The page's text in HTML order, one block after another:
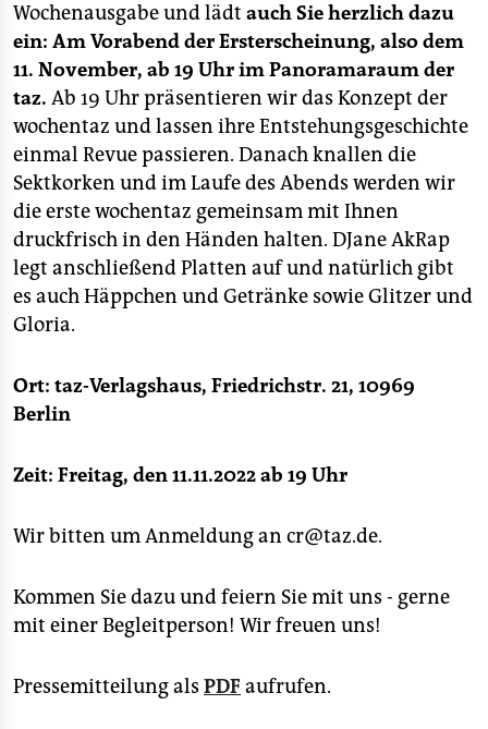
Wochenausgabe und lädt auch Sie herzlich dazu
ein: Am Vorabend der Ersterscheinung, also dem
11. November, ab 19 Uhr im Panoramaraum der
taz. Ab 19 Uhr präsentieren wir das Konzept der
wochentaz und lassen ihre Entstehungsgeschichte
einmal Revue passieren. Danach knallen die
Sektkorken und im Laufe des Abends werden wir
die erste wochentaz gemeinsam mit Ihnen
druckfrisch in den Händen halten. DJane AkRap
legt anschließend Platten auf und natürlich gibt
es auch Häppchen und Getränke sowie Glitzer und
Gloria.
Ort: taz-Verlagshaus, Friedrichstr. 21, 10969
Berlin
Zeit: Freitag, den 11.11.2022 ab 19 Uhr
Wir bitten um Anmeldung an cr@taz.de.
Kommen Sie dazu und feiern Sie mit uns - gerne
mit einer Begleitperson! Wir freuen uns!
Pressemitteilung als PDF aufrufen.